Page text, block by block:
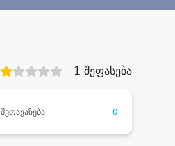
1 შეფასება
შეთავაზება 0